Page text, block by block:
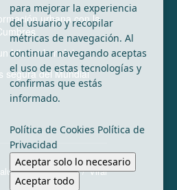
urbana con la
hito en la música
segura del Mundial
Tránsito Viral
para mejorar la experiencia
del usuario y recopilar
métricas de navegación. Al
continuar navegando aceptas
el uso de estas tecnologías y
confirmas que estás
informado.
Política de Cookies Política de
Privacidad
Aceptar solo lo necesario
Aceptar todo